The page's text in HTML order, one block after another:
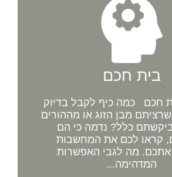
בית חכם
חכם כמה כיף לקבל בדיוק
מבן הזוג או מההורים
כלל? נדמה כי הם
קראו לכם את המחשבות
אתכם. מה לגבי האפשרות
המדהימה...